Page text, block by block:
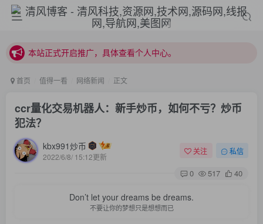
本站正式开启推广，具体查看个人中心。
站内下载链接有问题请私信站长 - 清风博客
本站正式开启推广，具体查看个人中心。
首页 值得一看 网络新闻 正文
ccr量化交易机器人：新手炒币，如何不亏？炒币
犯法？
kbx991炒币
2022/6/8/ 15:12更新
关注 私信
0 517 40
Don’t let your dreams be dreams.
不要让你的梦想只是想想而已
没有账号？立即注册